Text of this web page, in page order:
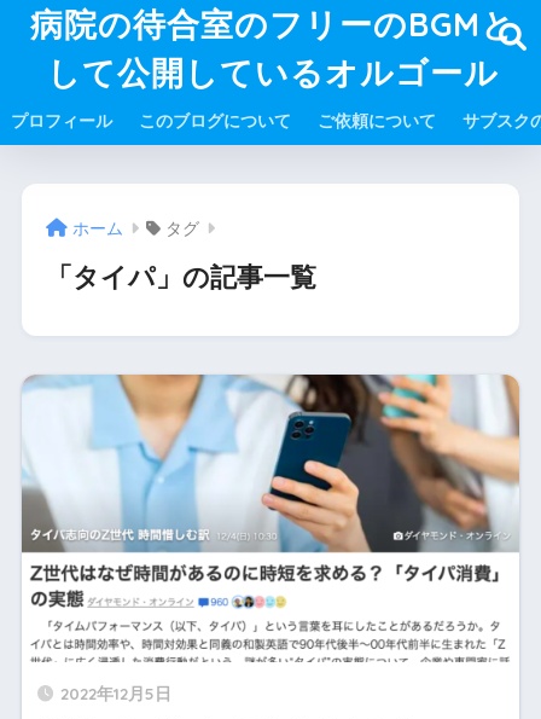
病院の待合室のフリーのBGMと
して公開しているオルゴール
プロフィール このブログについて ご依頼について サブスク
ホーム タグ
「タイパ」の記事一覧
2022年12月5日